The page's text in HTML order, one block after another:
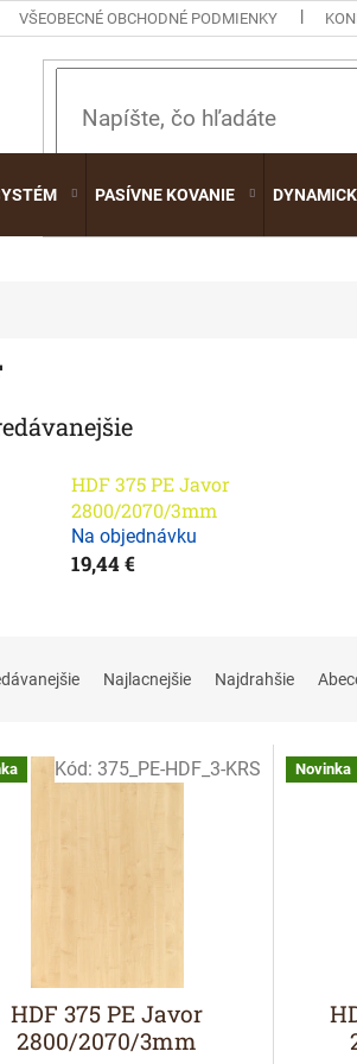
VŠEOBECNÉ OBCHODNÉ PODMIENKY
HĽADAŤ
PASÍVNE KOVANIE
HDF 375 PE Javor
2800/2070/3mm
Na objednávku
19,44 €
Najlacnejšie Najdrahšie
HDF 375 PE Javor
2800/2070/3mm
Kód: 375_PE-HDF_3-KRS Novinka